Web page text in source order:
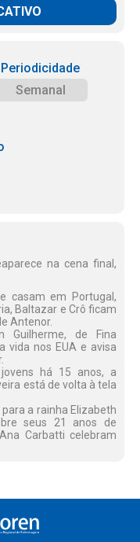
Periodicidade
Semanal
na cena final,
casam em Portugal,
Baltazar e Crô ficam
Antenor.
Guilherme, de Fina
vida nos EUA e avisa
há 15 anos, a
está de volta à tela
a rainha Elizabeth
seus 21 anos de
Carbatti celebram